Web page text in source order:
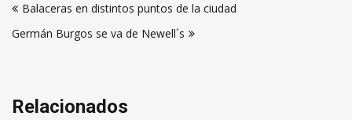
de
entradas
Balaceras en distintos puntos de la ciudad
Germán Burgos se va de Newell´s
Relacionados